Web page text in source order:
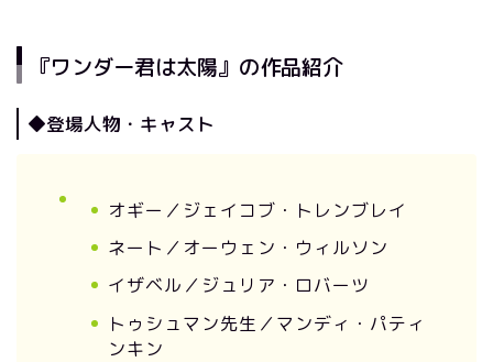
『ワンダー君は太陽』の作品紹介
◆登場人物・キャスト
オギー／ジェイコブ・トレンブレイ
ネート／オーウェン・ウィルソン
イザベル／ジュリア・ロバーツ
トゥシュマン先生／マンディ・パティ
ンキン